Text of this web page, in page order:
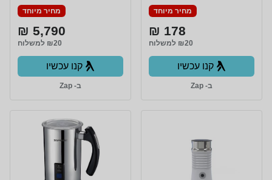
מחיר מיוחד
178 ₪
₪20 למשלוח
קנו עכשיו
ב- Zap
מחיר מיוחד
5,790 ₪
₪20 למשלוח
קנו עכשיו
ב- Zap